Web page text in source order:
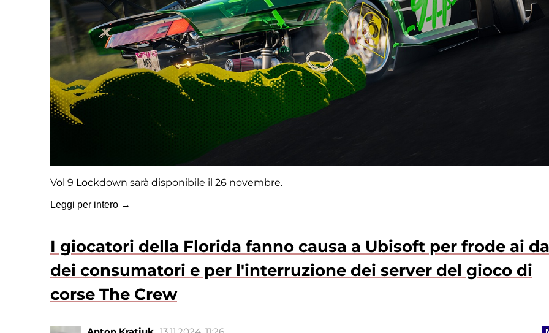
Vol 9 Lockdown sarà disponibile il 26 novembre.
Leggi per intero →
I giocatori della Florida fanno causa a Ubisoft per frode ai
dei consumatori e per l'interruzione dei server del gioco di
corse The Crew